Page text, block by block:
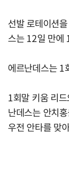
선발 로테이션
스는 12일 만에
에르난데스는 1
1회말 키움 리
난데스는 안치
우전 안타를 맞